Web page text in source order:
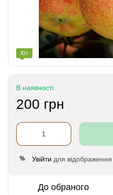
Хіт
В наявності
200 грн
% Увійти для
До обраного